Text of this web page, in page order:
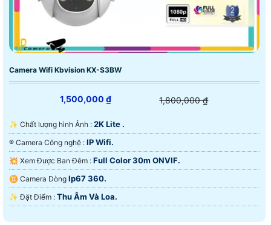
Camera Wifi Kbvision KX-S3BW
1,500,000 ₫ 1,800,000 ₫
✨ Chất lượng hình Ảnh : 2K Lite .
®️ Camera Công nghệ : IP Wifi.
💥 Xem Được Ban Đêm : Full Color 30m ONVIF.
♊ Camera Dòng Ip67 360.
️✨ Đặt Điểm : Thu Âm Và Loa.